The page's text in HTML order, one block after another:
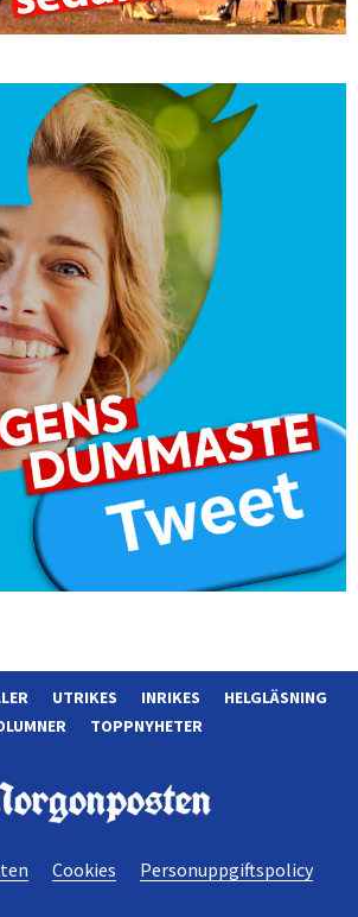
UTRIKES INRIKES
HELGLÄSNING
TOPPNYHETER
Cookies Personuppgiftspolicy